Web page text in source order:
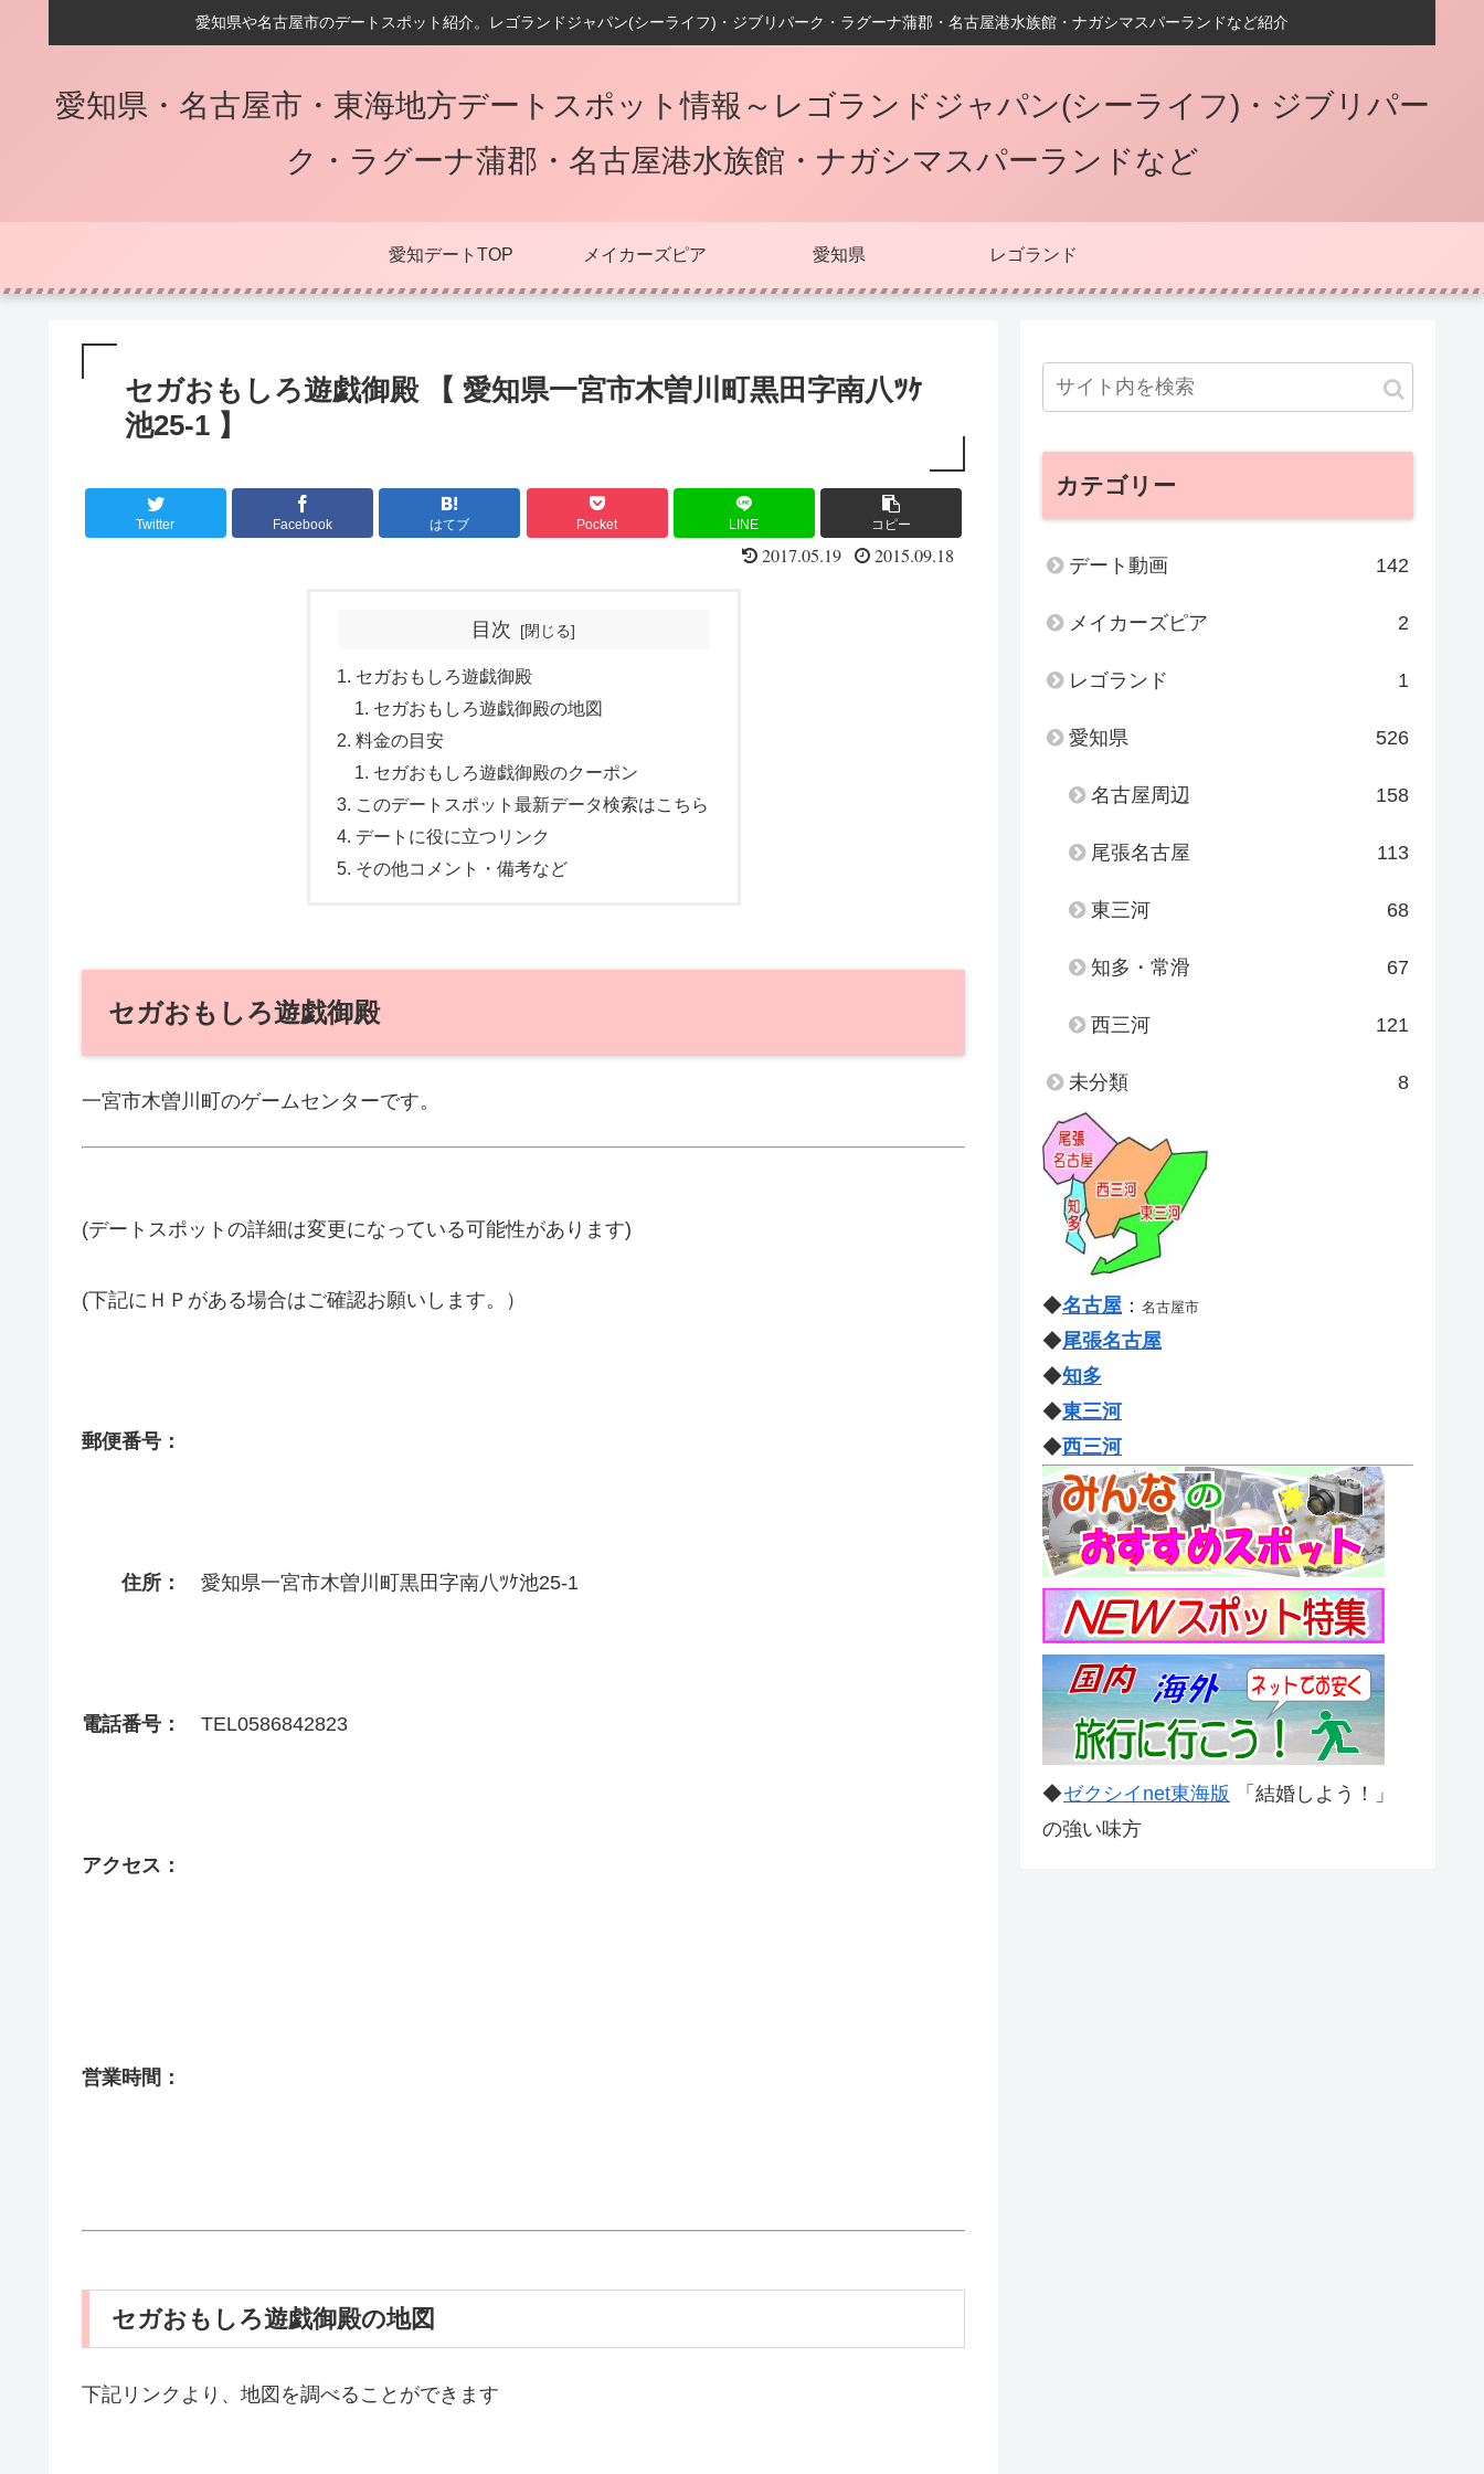
愛知県や名古屋市のデートスポット紹介。レゴランドジャパン(シーライフ)・ジブリパーク・ラグーナ蒲郡・名古屋港水族館・ナガシマスパーランドなど紹介
愛知県・名古屋市・東海地方デートスポット情報～レゴランドジャパン(シーライフ)・ジブリパー
ク・ラグーナ蒲郡・名古屋港水族館・ナガシマスパーランドなど
愛知デートTOP メイカーズピア 愛知県 レゴランド
セガおもしろ遊戯御殿 【 愛知県一宮市木曽川町黒田字南八ﾂｹ
池25-1 】
Twitter Facebook はてブ Pocket LINE コピー
2017.05.19 2015.09.18
目次
セガおもしろ遊戯御殿
セガおもしろ遊戯御殿の地図
料金の目安
セガおもしろ遊戯御殿のクーポン
このデートスポット最新データ検索はこちら
デートに役に立つリンク
その他コメント・備考など
セガおもしろ遊戯御殿
一宮市木曽川町のゲームセンターです。
(デートスポットの詳細は変更になっている可能性があります)
(下記にＨＰがある場合はご確認お願いします。）
郵便番号：
住所： 愛知県一宮市木曽川町黒田字南八ﾂｹ池25-1
電話番号： TEL0586842823
アクセス：
営業時間：
セガおもしろ遊戯御殿の地図
下記リンクより、地図を調べることができます
カテゴリー
デート動画 142
メイカーズピア 2
レゴランド 1
愛知県 526
名古屋周辺 158
尾張名古屋 113
東三河 68
知多・常滑 67
西三河 121
未分類 8
◆名古屋 ： 名古屋市
◆尾張名古屋
◆知多
◆東三河
◆西三河
◆ゼクシイnet東海版 「結婚しよう！」
の強い味方